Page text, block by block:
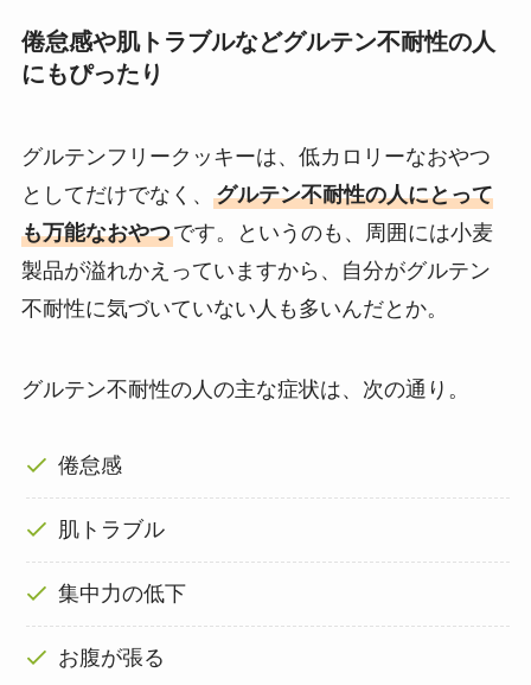
倦怠感や肌トラブルなどグルテン不耐性の人
にもぴったり
グルテンフリークッキーは、低カロリーなおやつ
としてだけでなく、 グルテン不耐性の人にとって
も万能なおやつです。というのも、周囲には小麦
製品が溢れかえっていますから、自分がグルテン
不耐性に気づいていない人も多いんだとか。
グルテン不耐性の人の主な症状は、次の通り。
倦怠感
肌トラブル
集中力の低下
お腹が張る